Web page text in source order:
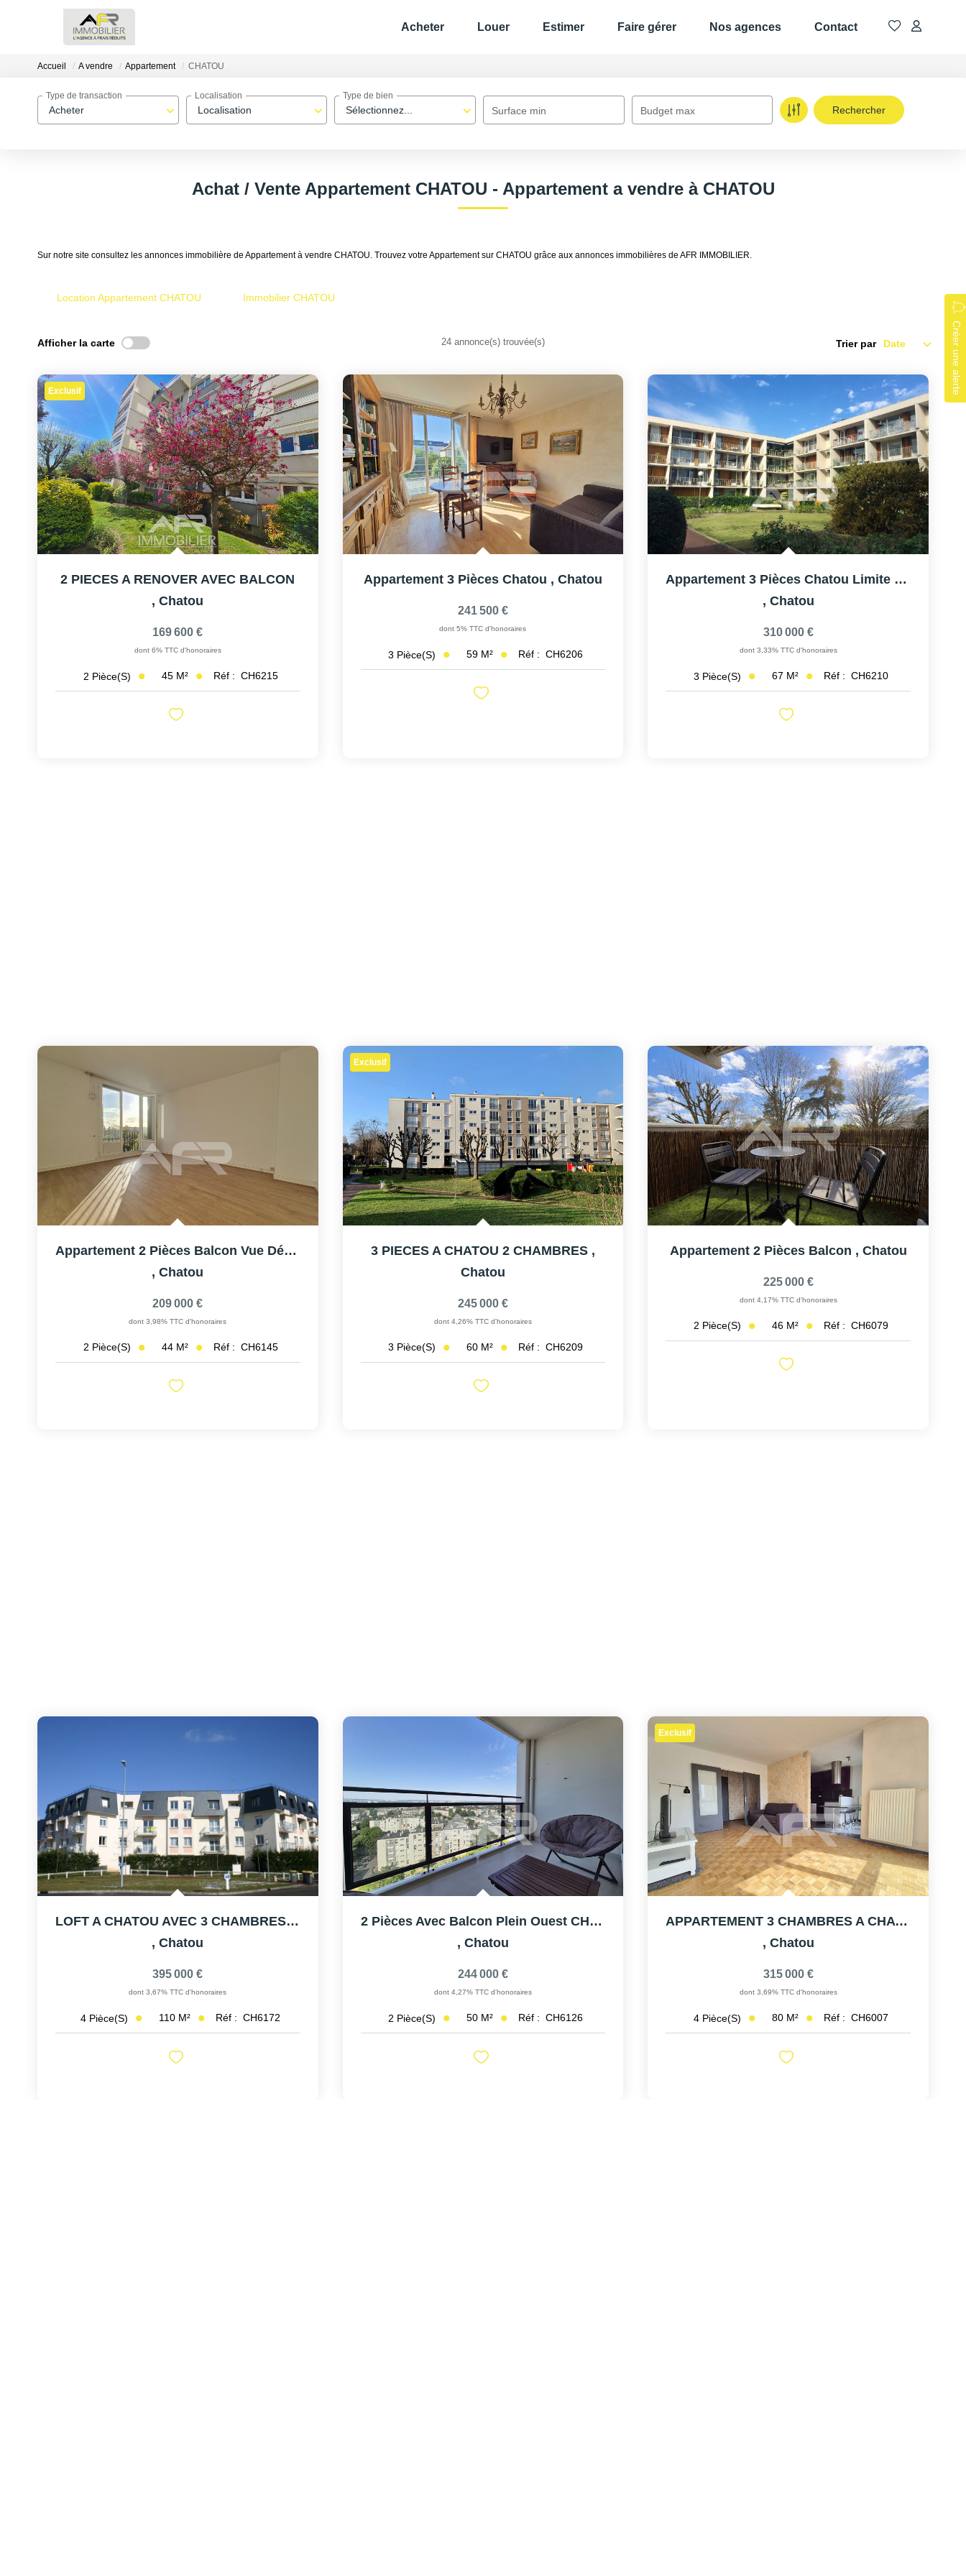
Acheter Louer Estimer Faire gérer Nos agences Contact
Accueil A vendre Appartement CHATOU
Acheter
Type de transaction
Localisation
Localisation
Sélectionnez...
Type de bien
Surface min Budget max
Achat / Vente Appartement CHATOU - Appartement a vendre à CHATOU
Sur notre site consultez les annonces immobilière de Appartement à vendre CHATOU. Trouvez votre Appartement sur CHATOU grâce aux annonces immobilières de AFR IMMOBILIER.
Location Appartement CHATOU Immobilier CHATOU
Créer une alerte
Afficher la carte 24 annonce(s) trouvée(s) Trier par
Exclusif
2 PIECES A RENOVER AVEC BALCON
,Chatou
169 600 €
dont 6% TTC d'honoraires
2 Pièce(s) 45 M² Réf : CH6215
Appartement 3 Pièces Chatou , Chatou
241 500 €
dont 5% TTC d'honoraires
3 Pièce(s) 59 M² Réf : CH6206
Appartement 3 Pièces Chatou Limite Le Vesinet
, Chatou
310 000 €
dont 3,33% TTC d'honoraires
3 Pièce(s) 67 M² Réf : CH6210
Appartement 2 Pièces Balcon Vue Dégagée
,Chatou
209 000 €
dont 3,98% TTC d'honoraires
2 Pièce(s) 44 M² Réf : CH6145
Exclusif
3 PIECES A CHATOU 2 CHAMBRES ,
Chatou
245 000 €
dont 4,26% TTC d'honoraires
3 Pièce(s) 60 M² Réf : CH6209
Appartement 2 Pièces Balcon , Chatou
225 000 €
dont 4,17% TTC d'honoraires
2 Pièce(s) 46 M² Réf : CH6079
LOFT A CHATOU AVEC 3 CHAMBRES PLUS 2 BUREAUX
,Chatou
395 000 €
dont 3,67% TTC d'honoraires
4 Pièce(s) 110 M² Réf : CH6172
2 Pièces Avec Balcon Plein Ouest CHATOU
, Chatou
244 000 €
dont 4,27% TTC d'honoraires
2 Pièce(s) 50 M² Réf : CH6126
Exclusif
APPARTEMENT 3 CHAMBRES A CHATOU
, Chatou
315 000 €
dont 3,69% TTC d'honoraires
4 Pièce(s) 80 M² Réf : CH6007